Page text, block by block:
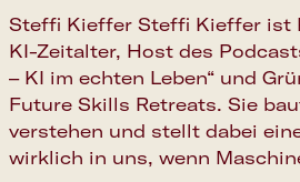
Steffi Kieffer Steffi Kieffer ist
KI-Zeitalter, Host des
– KI im echten Leben“ und
Future Skills Retreats. Sie
verstehen und stellt dabei
wirklich in uns, wenn